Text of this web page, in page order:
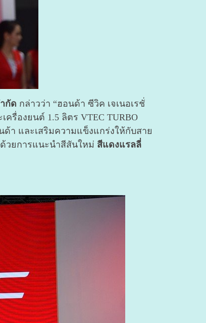
กัด กล่าวว่า “ฮอนด้า ซีวิค เจเนอเรชั่
รื่องยนต์ 1.5 ลิตร VTEC TURBO
ด้า และเสริมความแข็งแกร่งให้กับสาย
วยการแนะนำสีสันใหม่ สีแดงแรลลี่